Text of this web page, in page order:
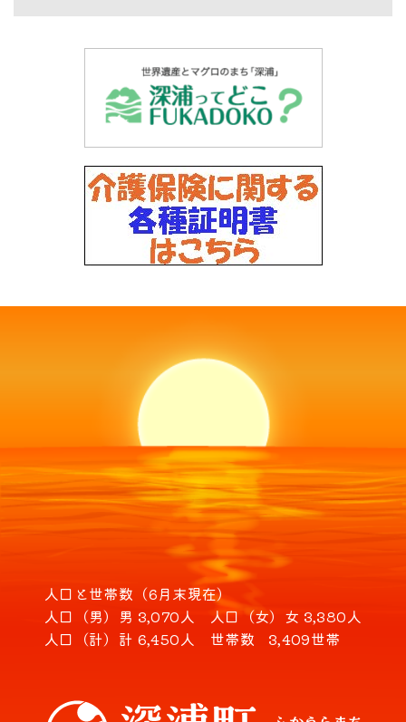
人口と世帯数（6月末現在）
人口（男） 男 3,070人 人口（女） 女 3,380人
人口（計） 計 6,450人 世帯数 3,409世帯